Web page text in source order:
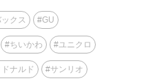
クス #GU
#ちいかわ #ユニクロ
ナルド #サンリオ